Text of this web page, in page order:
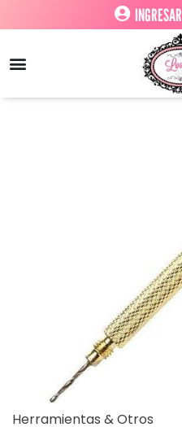
INGRESAR
Herramientas & Otros